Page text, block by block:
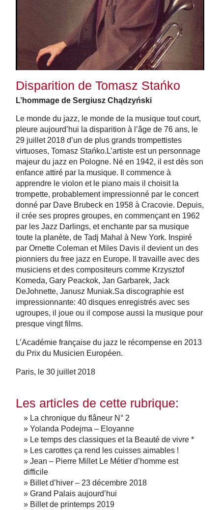
Disparition de Tomasz Stańko
L’hommage de Sergiusz Chądzyński
Le monde du jazz, le monde de la musique tout court,
pleure aujourd’hui la disparition à l’âge de 76 ans, le
29 juillet 2018 d’un de plus grands trompettistes
virtuoses, Tomasz Stańko.L’artiste est un personnage
majeur du jazz en Pologne. Né en 1942, il est dès son
enfance attiré par la musique. Il commence à
apprendre le violon et le piano mais il choisit la
trompette, probablement impressionné par le concert
donné par Dave Brubeck en 1958 à Cracovie. Depuis,
il crée ses propres groupes, en commençant en 1962
par les Jazz Darlings, et enchante par sa musique
toute la planète, de Tadj Mahal à New York. Inspiré
par Ornette Coleman et Miles Davis il devient un des
pionniers du free jazz en Europe. Il travaille avec des
musiciens et des compositeurs comme Krzysztof
Komeda, Gary Peackok, Jan Garbarek, Jack
DeJohnette, Janusz Muniak.Sa discographie est
impressionnante: 40 disques enregistrés avec ses
ugroupes, il joue ou il compose aussi la musique pour
presque vingt films.
L’Académie française du jazz le récompense en 2013
du Prix du Musicien Européen.
Paris, le 30 juillet 2018
Les articles de cette rubrique:
» La chronique du flâneur N° 2
» Yolanda Podejma – Eloyanne
» Le temps des classiques et la Beauté de vivre *
» Les carottes ça rend les cuisses aimables !
» Jean – Pierre Millet Le Métier d’homme est
difficile
» Billet d’hiver – 23 décembre 2018
» Grand Palais aujourd’hui
» Billet de printemps 2019